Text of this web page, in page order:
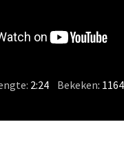
2:24/ Bekeken: